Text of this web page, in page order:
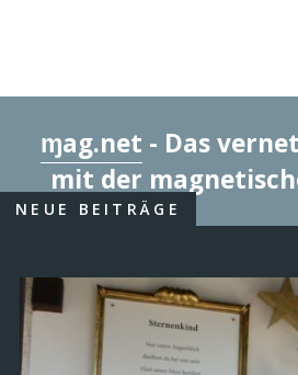
ɱag.net - Das
mit der
NEUE BEITRÄGE